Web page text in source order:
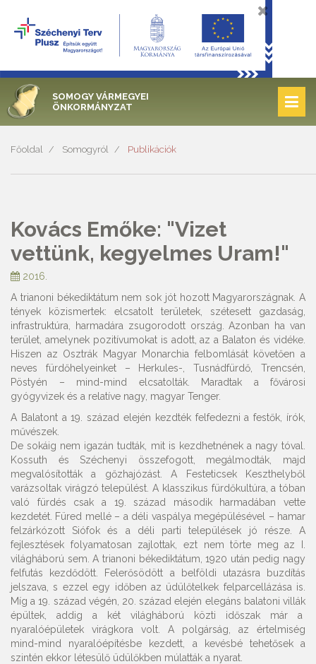
SOMOGY VÁRMEGYEI
ÖNKORMÁNYZAT
Főoldal Somogyról Publikációk
Kovács Emőke: "Vizet
vettünk, kegyelmes Uram!"
2016.
A trianoni békediktátum nem sok jót hozott Magyarországnak. A
tények közismertek: elcsatolt területek, szétesett gazdaság,
infrastruktúra, harmadára zsugorodott ország. Azonban ha van
terület, amelynek pozitívumokat is adott, az a Balaton és vidéke.
Hiszen az Osztrák Magyar Monarchia felbomlását követően a
neves fürdőhelyeinket – Herkules-, Tusnádfürdő, Trencsén,
Pöstyén – mind-mind elcsatolták. Maradtak a fővárosi
gyógyvizek és a relatíve nagy, magyar Tenger.
A Balatont a 19. század elején kezdték felfedezni a festők, írók,
művészek.
De sokáig nem igazán tudták, mit is kezdhetnének a nagy tóval.
Kossuth és Széchenyi összefogott, megálmodták, majd
megvalósították a gőzhajózást. A Festeticsek Keszthelyből
varázsoltak virágzó települést. A klasszikus fürdőkultúra, a tóban
való fürdés csak a 19. század második harmadában vette
kezdetét. Füred mellé – a déli vaspálya megépülésével – hamar
felzárkózott Siófok és a déli parti települések jó része. A
fejlesztések folyamatosan zajlottak, ezt nem törte meg az I.
világháború sem. A trianoni békediktátum, 1920 után pedig nagy
felfutás kezdődött. Felerősödött a belföldi utazásra buzdítás
jelszava, s ezzel egy időben az üdülőtelkek felparcellázása is.
Míg a 19. század végén, 20. század elején elegáns balatoni villák
épültek, addig a két világháború közti időszak már a
nyaralóépületek virágkora volt. A polgárság, az értelmiség
mind-mind nyaralóépítésbe kezdett, a kevésbé tehetősek a
szintén ekkor létesülő üdülőkben múlatták a nyarat.